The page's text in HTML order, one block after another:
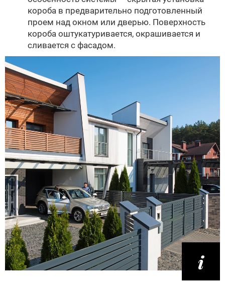
короба в предварительно подготовленный
проем над окном или дверью. Поверхность
короба оштукатуривается, окрашивается и
сливается с фасадом.